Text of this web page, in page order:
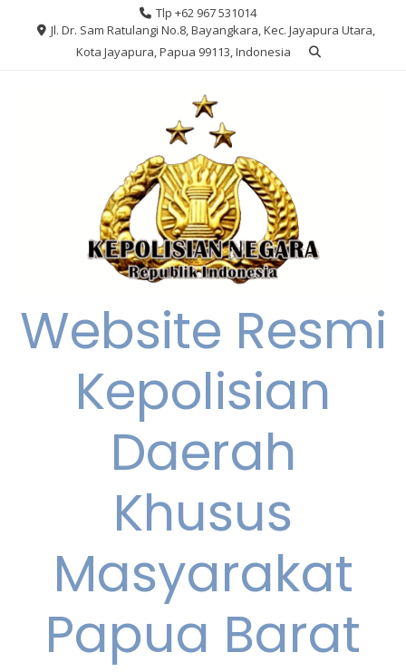
Tlp +62 967 531014
Jl. Dr. Sam Ratulangi No.8, Bayangkara, Kec. Jayapura Utara,
Kota Jayapura, Papua 99113, Indonesia
Website Resmi
Kepolisian
Daerah
Khusus
Masyarakat
Papua Barat